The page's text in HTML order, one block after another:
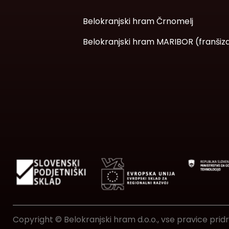
Belokranjski hram Črnomelj
Belokranjski hram MARIBOR
Copyright © Belokranjski hram d.o.o., vse pravice